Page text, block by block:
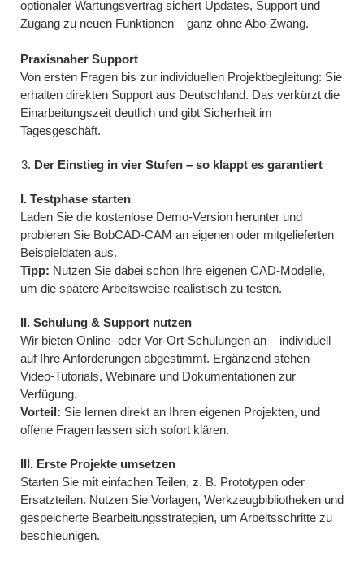
optionaler Wartungsvertrag sichert Updates, Support und
Zugang zu neuen Funktionen – ganz ohne Abo-Zwang.
Praxisnaher Support
Von ersten Fragen bis zur individuellen Projektbegleitung: Sie
erhalten direkten Support aus Deutschland. Das verkürzt die
Einarbeitungszeit deutlich und gibt Sicherheit im
Tagesgeschäft.
Der Einstieg in vier Stufen – so klappt es garantiert
I. Testphase starten
Laden Sie die kostenlose Demo-Version herunter und
probieren Sie BobCAD-CAM an eigenen oder mitgelieferten
Beispieldaten aus.
Tipp: Nutzen Sie dabei schon Ihre eigenen CAD-Modelle,
um die spätere Arbeitsweise realistisch zu testen.
II. Schulung & Support nutzen
Wir bieten Online- oder Vor-Ort-Schulungen an – individuell
auf Ihre Anforderungen abgestimmt. Ergänzend stehen
Video-Tutorials, Webinare und Dokumentationen zur
Verfügung.
Vorteil: Sie lernen direkt an Ihren eigenen Projekten, und
offene Fragen lassen sich sofort klären.
III. Erste Projekte umsetzen
Starten Sie mit einfachen Teilen, z. B. Prototypen oder
Ersatzteilen. Nutzen Sie Vorlagen, Werkzeugbibliotheken und
gespeicherte Bearbeitungsstrategien, um Arbeitsschritte zu
beschleunigen.